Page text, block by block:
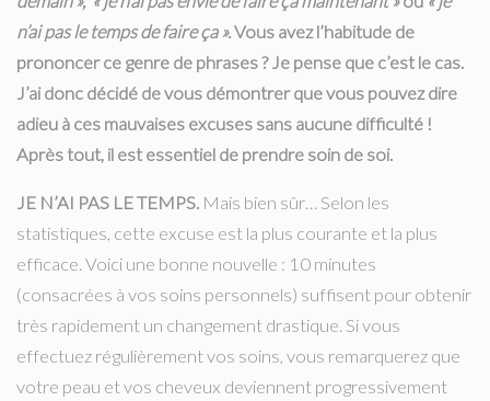
n’ai pas le temps de faire ça ».Vous avez l’habitude de
prononcer ce genre de phrases ? Je pense que c’est le cas.
J’ai donc décidé de vous démontrer que vous pouvez dire
adieu à ces mauvaises excuses sans aucune difficulté !
Après tout, il est essentiel de prendre soin de soi.
JE N’AI PAS LE TEMPS. Mais bien sûr… Selon les
statistiques, cette excuse est la plus courante et la plus
efficace. Voici une bonne nouvelle : 10 minutes
(consacrées à vos soins personnels) suffisent pour obtenir
très rapidement un changement drastique. Si vous
effectuez régulièrement vos soins, vous remarquerez que
votre peau et vos cheveux deviennent progressivement